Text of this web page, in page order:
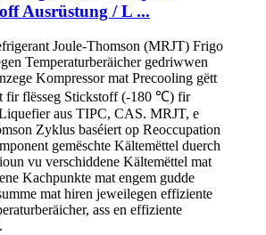
Ausrüstung / L ...
Joule-Thomson (MRJT) Frigo
Temperaturberäicher gedriwwen
Kompressor mat Precooling gëtt
fir flësseg Stickstoff (-180 ℃) fir
aus TIPC, CAS. MRJT, e
Zyklus baséiert op Reoccupation
gemëschte Kältemëttel duerch
vu verschiddene Kältemëttel mat
Kachpunkte mat engem gudde
mat hiren jeweilegen effiziente
ass en effiziente